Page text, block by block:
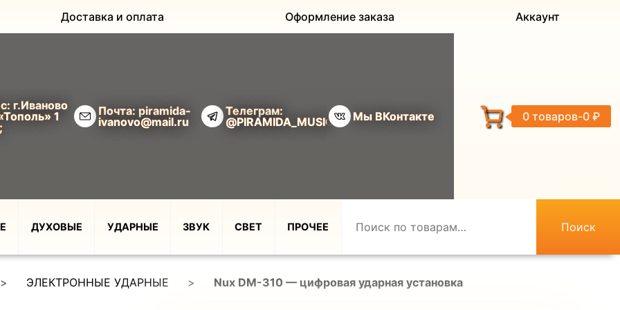
Доставка и оплата Оформление заказа Аккаунт
г.Иваново
1
Почта: piramida-
ivanovo@mail.ru
Телеграм:
@PIRAMIDA_MUSIC
Мы ВКонтакте 0 товаров 0 ₽
ДУХОВЫЕ УДАРНЫЕ ЗВУК СВЕТ ПРОЧЕЕ Поиск
> ЭЛЕКТРОННЫЕ УДАРНЫЕ > Nux DM-310 — цифровая ударная установка